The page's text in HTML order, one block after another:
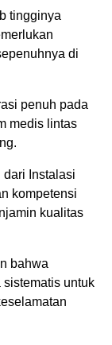
tingginya
di
penuh pada
medis lintas
dari Instalasi
kompetensi
kualitas
bahwa
untuk